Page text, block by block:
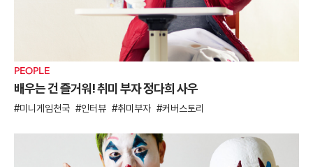
PEOPLE
배우는 건 즐거워! 취미 부자 정다희 사우
미니게임천국 인터뷰 취미부자 커버스토리